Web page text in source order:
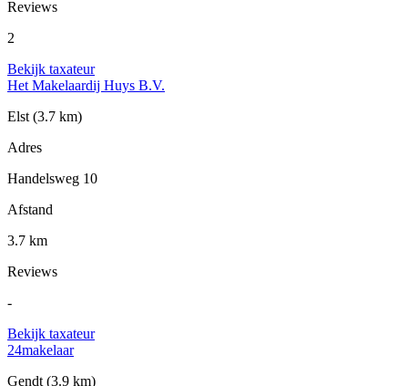
Reviews
2
Bekijk taxateur
Het Makelaardij Huys B.V.
Elst (3.7 km)
Adres
Handelsweg 10
Afstand
3.7 km
Reviews
-
Bekijk taxateur
24makelaar
Gendt (3.9 km)